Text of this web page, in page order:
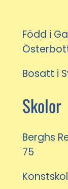
Född i
Bosatt i
Skolor
Berghs
75